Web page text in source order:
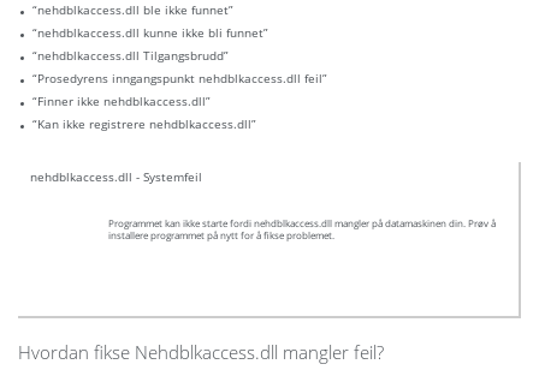
“nehdblkaccess.dll ble ikke funnet”
“nehdblkaccess.dll kunne ikke bli funnet”
“nehdblkaccess.dll Tilgangsbrudd”
“Prosedyrens inngangspunkt nehdblkaccess.dll feil”
“Finner ikke nehdblkaccess.dll”
“Kan ikke registrere nehdblkaccess.dll”
nehdblkaccess.dll - Systemfeil
Programmet kan ikke starte fordi nehdblkaccess.dll mangler på datamaskinen din. Prøv å
installere programmet på nytt for å fikse problemet.
Hvordan fikse Nehdblkaccess.dll mangler feil?